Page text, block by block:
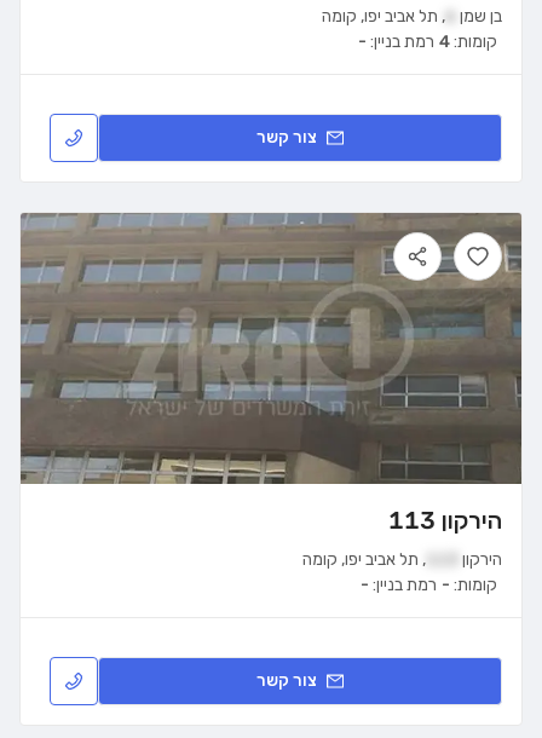
בן שמן , תל אביב יפו, קומה
רמת בניין: - קומות:4
צור קשר
הירקון 113
הירקון , תל אביב יפו, קומה
רמת בניין: - קומות: -
צור קשר